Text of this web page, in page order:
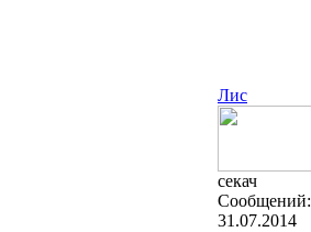
Лис
секач
Сообщений:
31.07.2014